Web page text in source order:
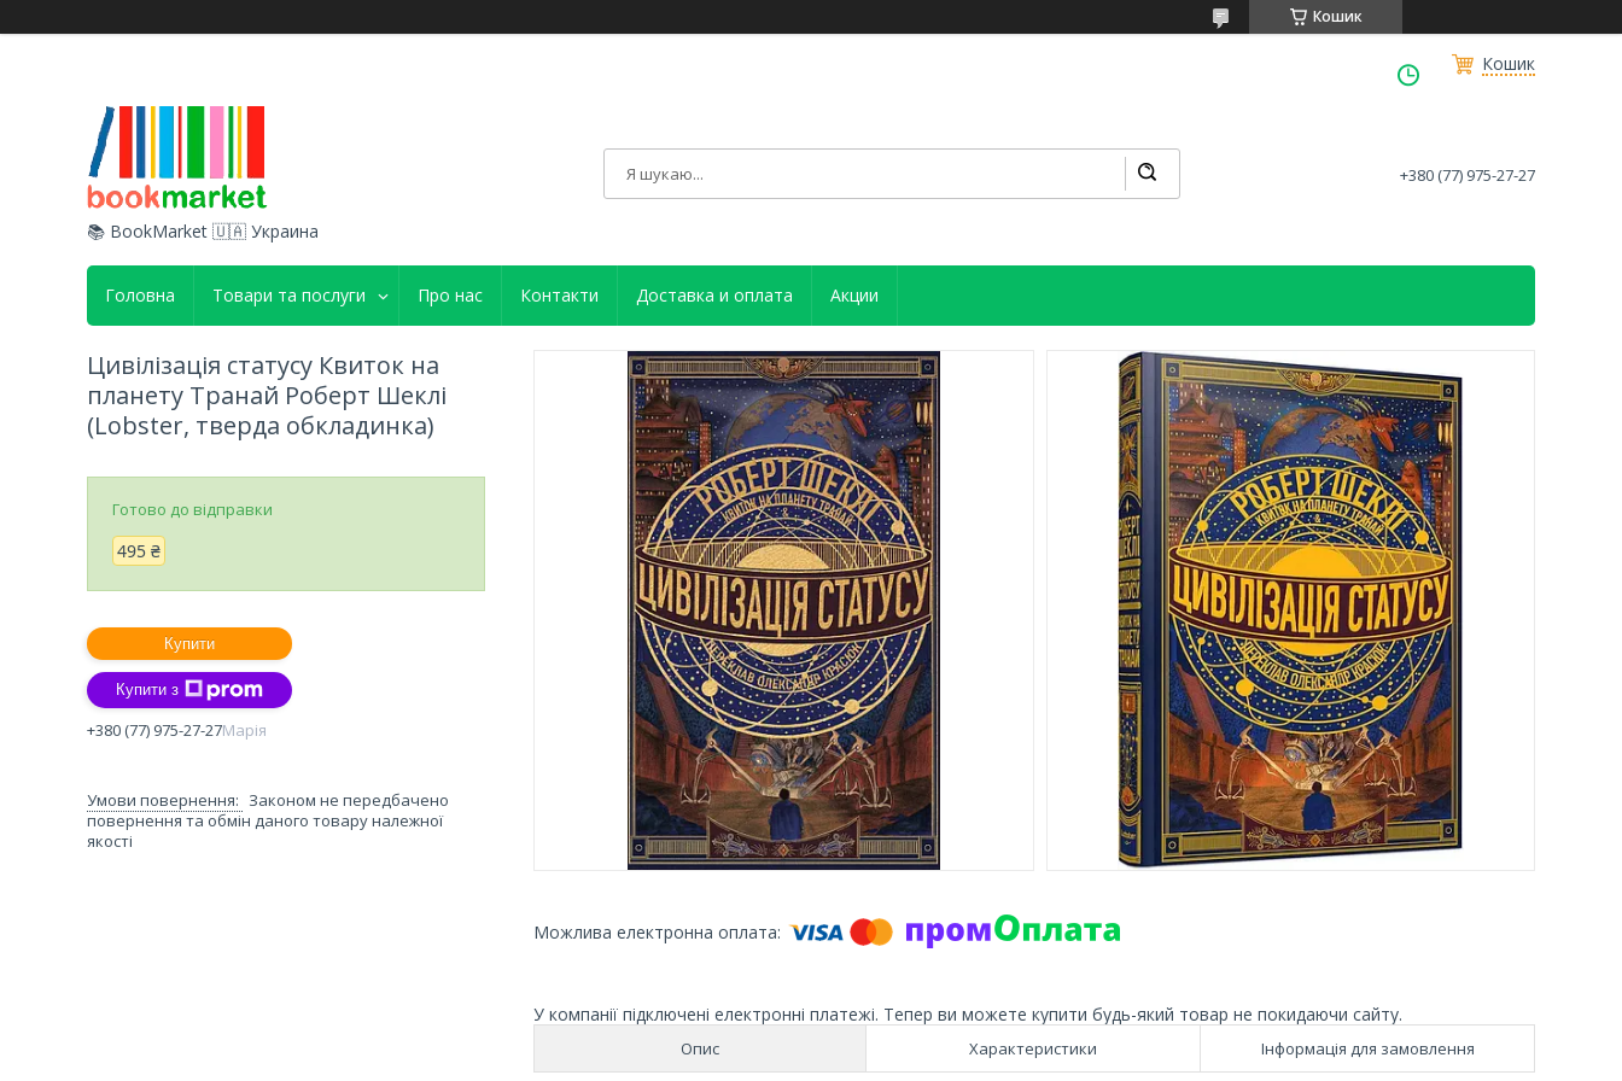
Кошик
Кошик
📚 BookMarket 🇺🇦 Украина
+380 (77) 975-27-27
Головна Товари та послуги Про нас Контакти Доставка и оплата Акции
У компанії підключені електронні платежі. Тепер ви можете купити будь-який товар не покидаючи сайту.
Опис Характеристики Інформація для замовлення
Цивілізація статусу Квиток на
планету Транай Роберт Шеклі
(Lobster, тверда обкладинка)
Готово до відправки
495 ₴
Купити
Купити з
+380 (77) 975-27-27Марія
Законом не передбачено
повернення та обмін даного товару належної
якості